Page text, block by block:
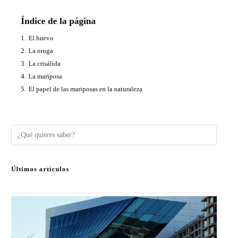
Índice de la página
1.
El huevo
2.
La oruga
3.
La crisálida
4. La mariposa
5.
El papel de las mariposas en la naturaleza
Últimos artículos